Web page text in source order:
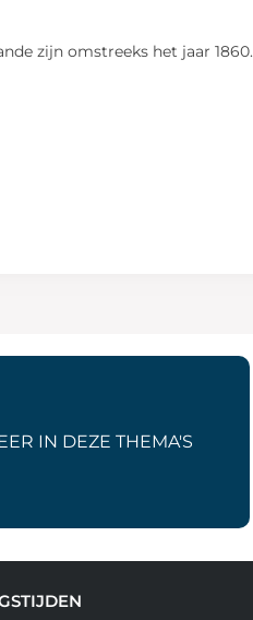
zijn omstreeks het jaar 1860.
IN DEZE THEMA'S